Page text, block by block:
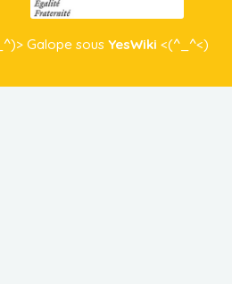
Galope sousYesWiki <(^_^<)